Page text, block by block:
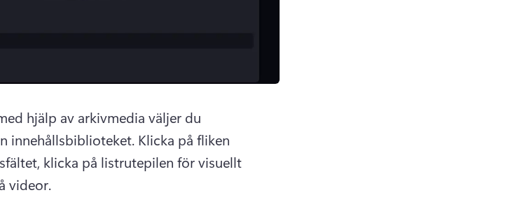
hjälp av arkivmedia väljer du
innehållsbiblioteket. Klicka på fliken
klicka på listrutepilen för visuellt
videor.